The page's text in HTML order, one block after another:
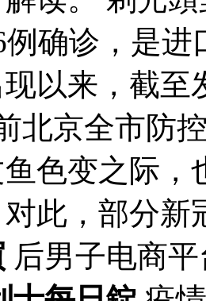
例确诊，是
以来，截至
北京全市防
鱼色变之际
此，部分新
后男子电商